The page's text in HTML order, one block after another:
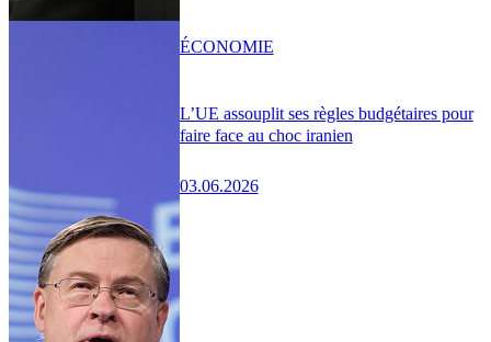
L’UE assouplit ses règles budgétaires pour
faire face au choc iranien
03.06.2026
ÉCONOMIE